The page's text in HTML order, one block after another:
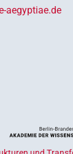
aegyptiae.de